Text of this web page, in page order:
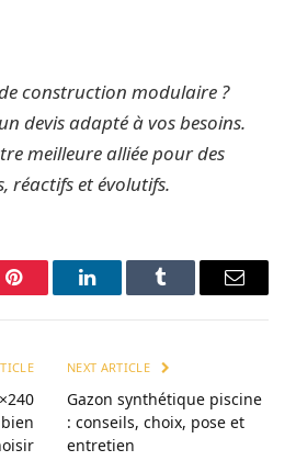
construction modulaire ?
devis adapté à vos besoins.
meilleure alliée pour des
réactifs et évolutifs.
Pinterest LinkedInTumblr Email
NEXT ARTICLE
Gazon synthétique piscine
: conseils, choix, pose et
entretien